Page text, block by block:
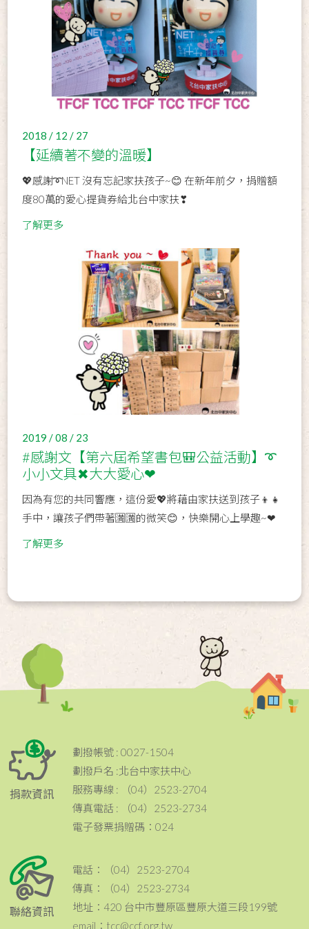
2018 / 12 / 27
【延續著不變的溫暖】
💖感謝➰NET 沒有忘記家扶孩子~😊 在新年前夕，捐贈額
度80萬的愛心提貨券給北台中家扶❣
了解更多
2019 / 08 / 23
#感謝文【第六屆希望書包🎒公益活動】➰
小小文具✖大大愛心❤
因為有您的共同響應，這份愛💖將藉由家扶送到孩子👦👧
手中，讓孩子們帶著🈵🈵的微笑😊，快樂開心上學趣~❤
了解更多
捐款資訊
劃撥帳號 : 0027-1504
劃撥戶名 :北台中家扶中心
服務專線 : （04）2523-2704
傳真電話 : （04）2523-2734
電子發票捐贈碼：024
聯絡資訊
電話：（04）2523-2704
傳真：（04）2523-2734
地址：420 台中市豐原區豐原大道三段199號
email：tcc@ccf.org.tw